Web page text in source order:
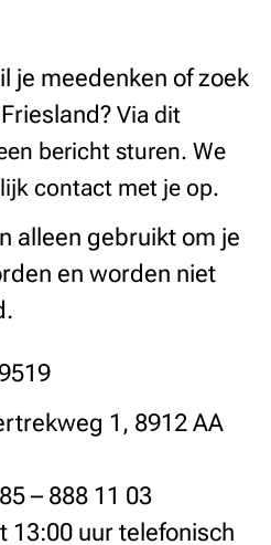
je meedenken of zoek
Via dit
bericht sturen. We
contact met je op.
alleen gebruikt om je
en worden niet
1, 8912 AA
– 888 11 03
13:00 uur telefonisch